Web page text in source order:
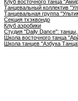
Клуб восточного танца
Танцевальный коллектив
Танцевальная группа
Секция тхэквондо
Клуб аэробики
Студия "Daily Dance":
Школа восточного танца
Школа танцев "Азбука